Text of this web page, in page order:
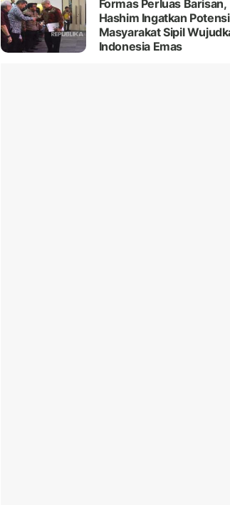
Formas Perluas Barisan,
Hashim Ingatkan Potensi
Masyarakat Sipil
Indonesia Emas